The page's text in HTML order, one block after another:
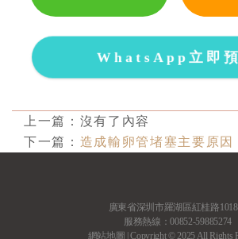
WhatsApp立即
上一篇：沒有了內容
下一篇： 造成輸卵管堵塞主要原因
廣東省深圳市羅湖區紅桂路
服務熱線：00852-59885274
網站地圖 | Copyright © 2025 All Rights